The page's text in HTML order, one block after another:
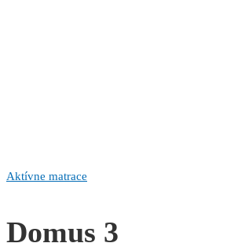
Aktívne matrace
Domus 3